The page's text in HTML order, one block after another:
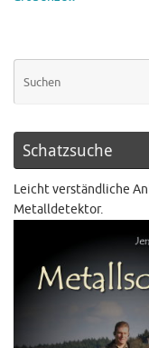
Schatzsuche
Leicht verständliche
Metalldetektor.